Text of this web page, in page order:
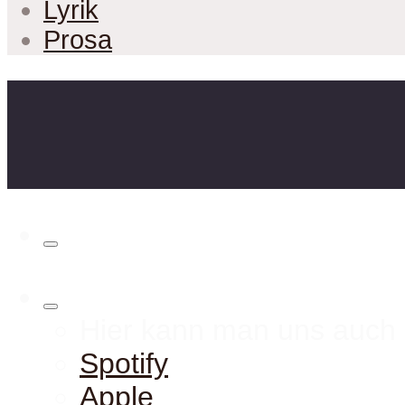
Lyrik
Prosa
Spotify
Apple